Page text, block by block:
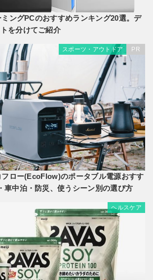
ミングPCのおすすめランキング20選。デ
を分けてご紹介
スポーツ・アウトドア PR
フロー(EcoFlow)のポータブル電源おすす
車中泊・防災、使うシーン別の選び方
ヘルスケア